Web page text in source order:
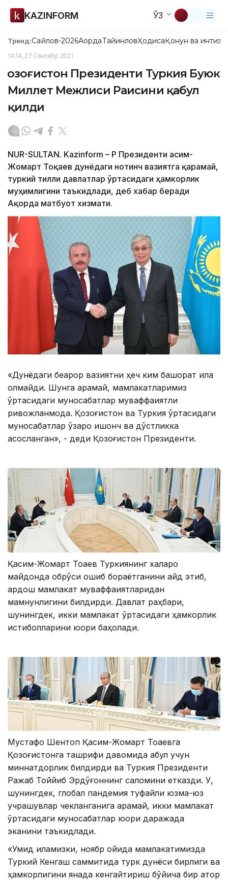
KAZINFORM ЎЗ
Тренд:Сайлов-2026АқордаТайинловҲодисаҚонун ва
14:14, 27 Сентябр 2021
Қозоғистон Президенти Туркия Буюк
Миллет Межлиси Раисини қабул
қилди
NUR-SULTAN. Kazinform – ҚР Президенти Қасим-
Жомарт Тоқаев дунёдаги нотинч вазиятга қарамай,
туркий тилли давлатлар ўртасидаги ҳамкорлик
муҳимлигини таъкидлади, деб хабар беради
Ақорда матбуот хизмати.
«Дунёдаги беқарор вазиятни ҳеч ким башорат қила
олмайди. Шунга қарамай, мамлакатларимиз
ўртасидаги муносабатлар муваффақиятли
ривожланмоқда. Қозоғистон ва Туркия ўртасидаги
муносабатлар ўзаро ишонч ва дўстликка
асосланган», - деди Қозоғистон Президенти.
Қасим-Жомарт Тоқаев Туркиянинг халқаро
майдонда обрўси ошиб бораётганини қайд этиб,
қардош мамлакат муваффақиятларидан
мамнунлигини билдирди. Давлат раҳбари,
шунингдек, икки мамлакат ўртасидаги ҳамкорлик
истиқболларини юқори баҳолади.
Мустафо Шентоп Қасим-Жомарт Тоқаевга
Қозоғистонга ташрифи давомида қабул учун
миннатдорлик билдирди ва Туркия Президенти
Ражаб Тоййиб Эрдўғоннинг саломини етказди. У,
шунингдек, глобал пандемия туфайли юзма-юз
учрашувлар чекланганига қарамай, икки мамлакат
ўртасидаги муносабатлар юқори даражада
эканини таъкидлади.
«Умид қиламизки, ноябр ойида мамлакатимизда
Туркий Кенгаш саммитида турк дунёси бирлиги ва
ҳамкорлигини янада кенгайтириш бўйича бир қатор